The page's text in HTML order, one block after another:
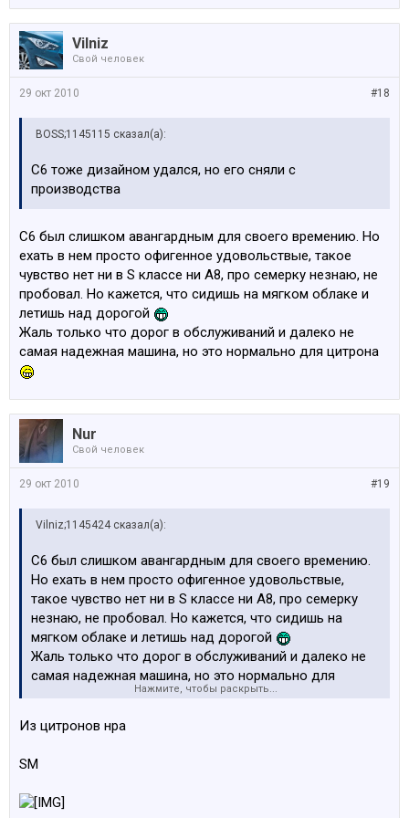
Vilniz
Свой человек
#18
29 окт 2010
BOSS;1145115 сказал(а):
С6 тоже дизайном удался, но его сняли с
производства
C6 был слишком авангардным для своего времению. Но
ехать в нем просто офигенное удовольствые, такое
чувство нет ни в S классе ни А8, про семерку незнаю, не
пробовал. Но кажется, что сидишь на мягком облаке и
летишь над дорогой
Жаль только что дорог в обслуживаний и далеко не
самая надежная машина, но это нормально для цитрона
Nur
Свой человек
#19
29 окт 2010
Vilniz;1145424 сказал(а):
C6 был слишком авангардным для своего времению.
Но ехать в нем просто офигенное удовольствые,
такое чувство нет ни в S классе ни А8, про семерку
незнаю, не пробовал. Но кажется, что сидишь на
мягком облаке и летишь над дорогой
Жаль только что дорог в обслуживаний и далеко не
самая надежная машина, но это нормально для
Нажмите, чтобы раскрыть...
Из цитронов нра
SM